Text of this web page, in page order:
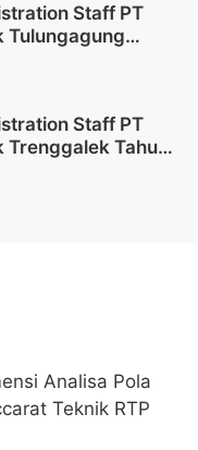
Staff PT
Tulungagung
Staff PT
Trenggalek Tahun
Analisa Pola
Teknik RTP